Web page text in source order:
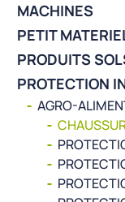
MACHINES
PETIT
PRODUITS
PROTECTION
AGRO-